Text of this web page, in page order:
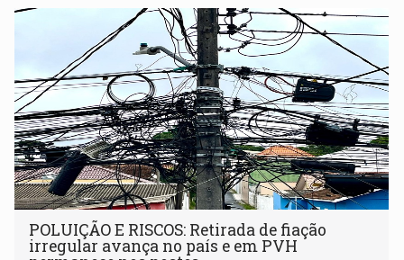
POLUIÇÃO E RISCOS: Retirada de fiação
irregular avança no país e em PVH